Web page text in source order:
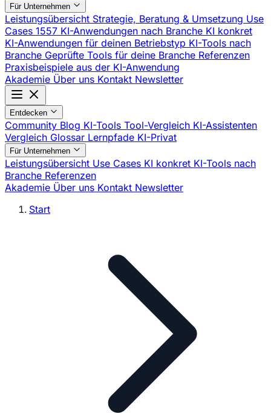
Für Unternehmen
Leistungsübersicht Strategie, Beratung & Umsetzung Use
Cases 1557 KI-Anwendungen nach Branche KI konkret
KI-Anwendungen für deinen Betriebstyp KI-Tools nach
Branche Geprüfte Tools für deine Branche Referenzen
Praxisbeispiele aus der KI-Anwendung
Akademie Über uns Kontakt Newsletter
Entdecken
Community Blog KI-Tools Tool-Vergleich KI-Assistenten
Vergleich Glossar Lernpfade KI-Privat
Für Unternehmen
Leistungsübersicht Use Cases KI konkret KI-Tools nach
Branche Referenzen
Akademie Über uns Kontakt Newsletter
Start